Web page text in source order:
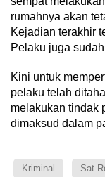
rumahnya akan
Kejadian terakhir
Pelaku juga
Kini untuk
pelaku telah
melakukan tindak
dimaksud dalam
Kriminal Sat